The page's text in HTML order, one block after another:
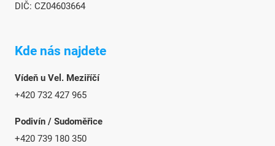
DIČ: CZ04603664
Kde nás najdete
Vídeň u Vel. Meziříčí
+420 732 427 965
Podivín / Sudoměřice
+420 739 180 350